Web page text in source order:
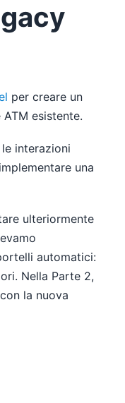
per creare un
esistente.
interazioni
una
ulteriormente
automatici:
Nella Parte 2,
la nuova